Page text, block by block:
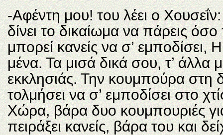
-Αφέντη μου! του λέει ο
δίνει το δικαίωμα να πάρεις
μπορεί κανείς να σ’ εμποδίσει,
μένα. Τα μισά δικά σου, τ’ άλλα
εκκλησιάς. Την κουμπούρα στη
τολμήσει να σ’ εμποδίσει στο
Χώρα, βάρα δυο κουμπουριές
πειράξει κανείς, βάρα του και